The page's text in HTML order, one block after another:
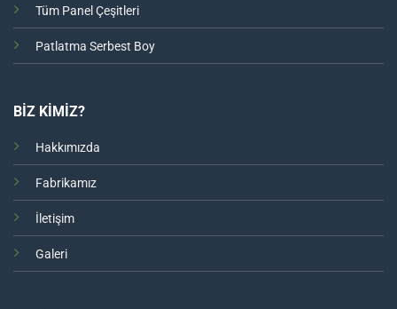
Tüm Panel Çeşitleri
Patlatma Serbest Boy
BİZ KİMİZ?
Hakkımızda
Fabrikamız
İletişim
Galeri